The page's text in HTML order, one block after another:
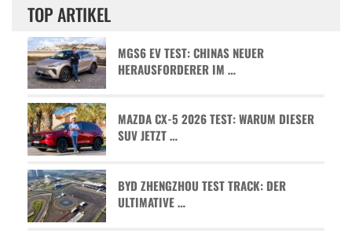
TOP ARTIKEL
MGS6 EV TEST: CHINAS NEUER
HERAUSFORDERER IM …
MAZDA CX-5 2026 TEST: WARUM DIESER
SUV JETZT …
BYD ZHENGZHOU TEST TRACK: DER
ULTIMATIVE …